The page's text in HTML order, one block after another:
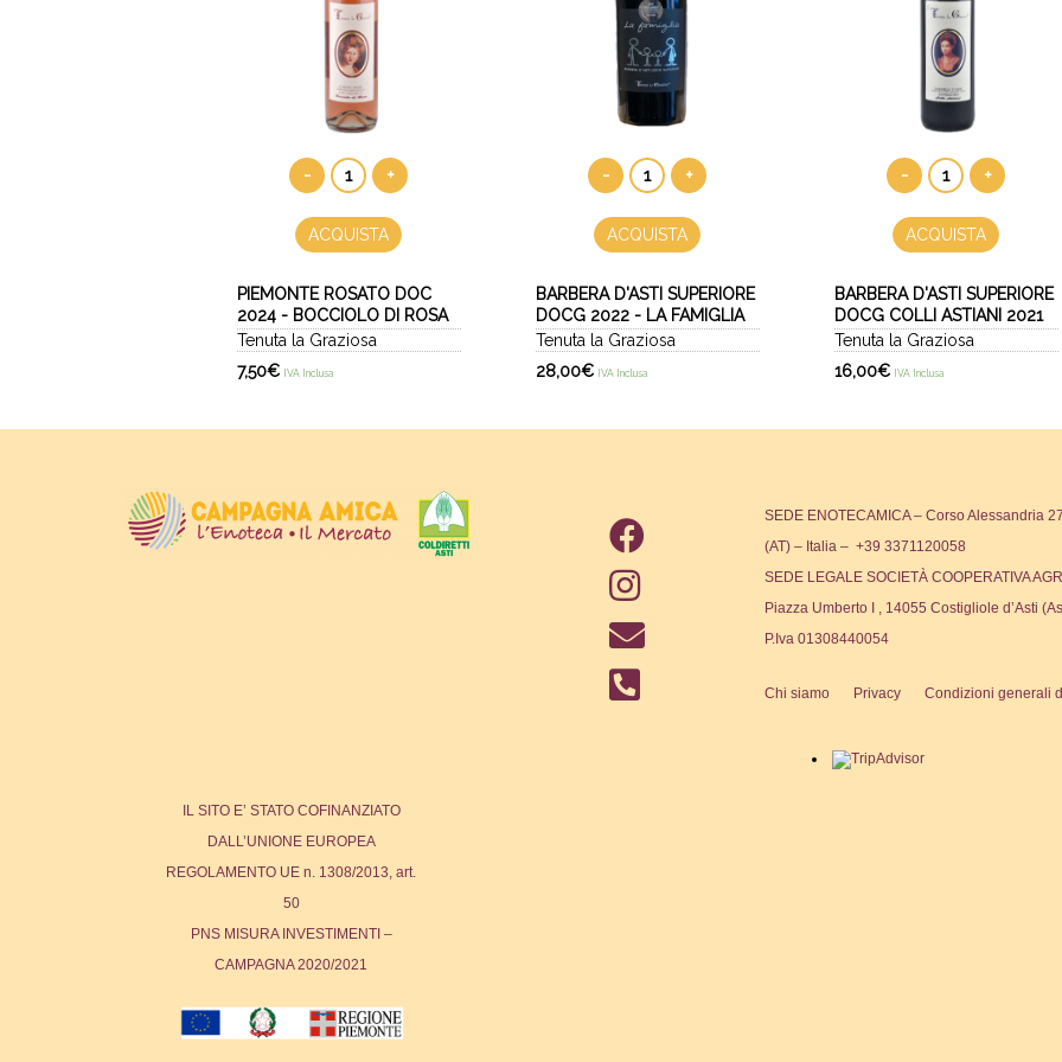
- +
ACQUISTA
PIEMONTE ROSATO DOC
2024 - BOCCIOLO DI ROSA
Tenuta la Graziosa
7,50€ IVA Inclusa
- +
ACQUISTA
BARBERA D'ASTI SUPERIORE
DOCG 2022 - LA FAMIGLIA
Tenuta la Graziosa
28,00€ IVA Inclusa
- +
ACQUISTA
BARBERA D'ASTI SUPERIORE
DOCG COLLI ASTIANI 2021
Tenuta la Graziosa
16,00€ IVA Inclusa
SEDE ENOTECAMICA – Corso Alessandria
(AT) – Italia – +39 3371120058
SEDE LEGALE SOCIETÀ COOPERATIVA
Piazza Umberto I , 14055 Costigliole d’Asti
P.Iva 01308440054
Chi siamo Privacy Condizioni generali
IL SITO E’ STATO COFINANZIATO
DALL’UNIONE EUROPEA
REGOLAMENTO UE n. 1308/2013, art.
50
PNS MISURA INVESTIMENTI –
CAMPAGNA 2020/2021